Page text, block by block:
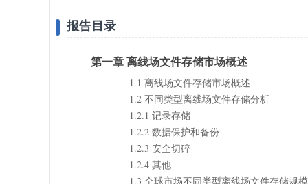
报告目录
第一章 离线场文件存储市场概述
1.1 离线场文件存储市场概述
1.2 不同类型离线场文件存储分析
1.2.1 记录存储
1.2.2 数据保护和备份
1.2.3 安全切碎
1.2.4 其他
1.3 全球市场不同类型离线场文件存储规